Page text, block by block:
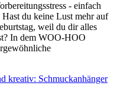
- einfach
du keine Lust mehr auf
weil du dir alles
In dem WOO-HOO